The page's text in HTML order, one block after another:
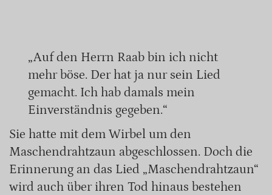
„Auf den Herrn Raab bin ich nicht
mehr böse. Der hat ja nur sein Lied
gemacht. Ich hab damals mein
Einverständnis gegeben.“
Sie hatte mit dem Wirbel um den
Maschendrahtzaun abgeschlossen. Doch die
Erinnerung an das Lied „Maschendrahtzaun“
wird auch über ihren Tod hinaus bestehen